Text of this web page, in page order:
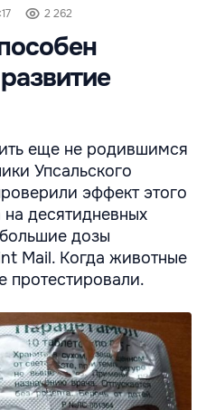
2 262
еще не родившимся
Упсальского
эффект этого
на десятидневных
дозы
Mail. Когда животные
протестировали.